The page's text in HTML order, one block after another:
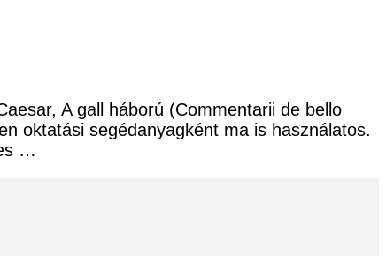
A gall háború (Commentarii de bello
oktatási segédanyagként ma is használatos.
…